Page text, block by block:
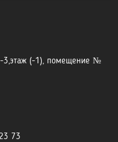
3,этаж (-1), помещение №
73